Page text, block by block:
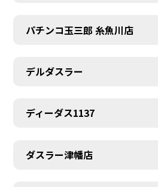
パチンコ玉三郎 糸魚川店
デルダスラー
ディーダス1137
ダスラー津幡店